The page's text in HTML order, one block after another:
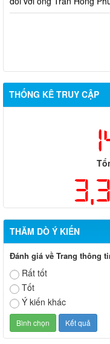
THỐNG KÊ TRUY CẬP
THĂM DÒ Ý KIẾN
Đánh giá về Trang thông
Rất tốt
Tốt
Ý kiến khác